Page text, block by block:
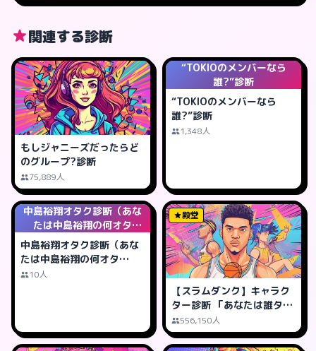
関連する診断
もしジャニーズだったらど
のグループ?診断
75,889人
“TOKIOのメンバーなら
誰?”診断
“TOKIOのメンバーなら
誰?”診断
1,348人
中島裕翔オタク診断（あな
たは中島裕翔の何オタ
ク？）
中島裕翔オタク診断（あな
たは中島裕翔の何オタ
ク？）
10人
殿堂
【スラムダンク】キャラク
ター診断 「あなたは誰タイ
プ?」
556,150人